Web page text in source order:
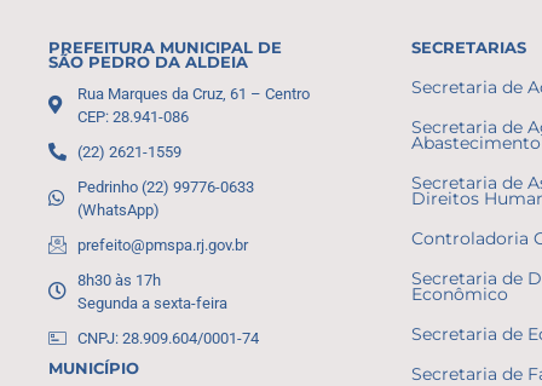
PREFEITURA MUNICIPAL DE
SÃO PEDRO DA ALDEIA
Rua Marques da Cruz, 61 – Centro
CEP: 28.941-086
(22) 2621-1559
Pedrinho (22) 99776-0633
(WhatsApp)
prefeito@pmspa.rj.gov.br
8h30 às 17h
Segunda a sexta-feira
CNPJ: 28.909.604/0001-74
MUNICÍPIO
SECRETARIAS
Secretaria de
Secretaria de
Abastecimento
Secretaria de
Direitos
Controladoria
Secretaria de
Econômico
Secretaria de
Secretaria de